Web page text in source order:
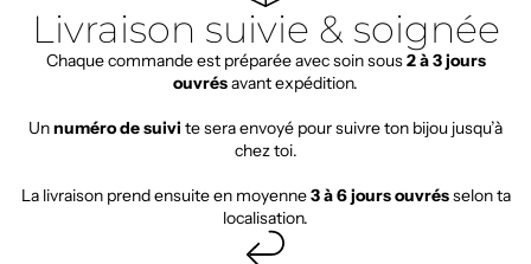
Livraison suivie & soignée
Chaque commande est préparée avec soin sous2 à 3 jours
ouvrésavant expédition.
Unnuméro de suivi te sera envoyé pour suivre ton bijou jusqu’à
chez toi.
La livraison prend ensuite en moyenne3 à 6 jours ouvrésselon ta
localisation.